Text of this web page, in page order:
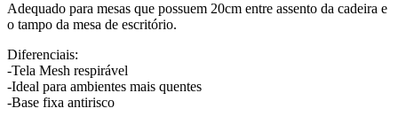
Adequado para mesas que possuem 20cm entre assento da cadeira e
o tampo da mesa de escritório.
Diferenciais:
-Tela Mesh respirável
-Ideal para ambientes mais quentes
-Base fixa antirisco